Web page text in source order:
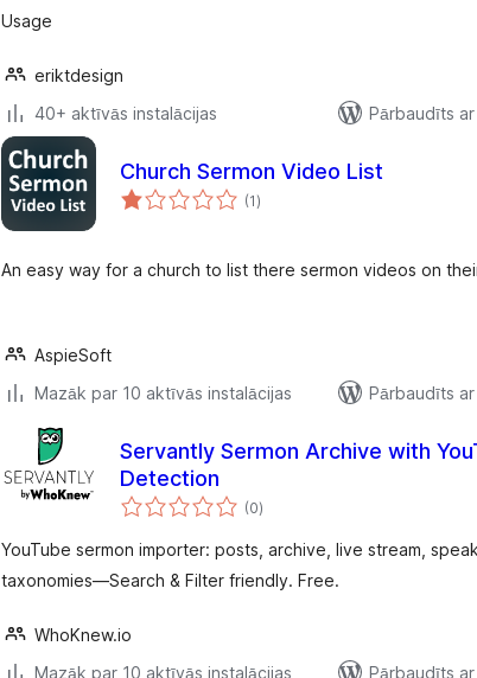
Usage
eriktdesign
40+ aktīvās instalācijas
Pārbaudīts ar
Church Sermon Video List
(1vērtējumu
kopsumma
)
An easy way for a church to list there sermon videos on
AspieSoft
Mazāk par 10 aktīvās instalācijas
Pārbaudīts ar
Servantly Sermon Archive with
Detection
(0vērtējumu
kopsumma
)
YouTube sermon importer: posts, archive, live stream,
taxonomies—Search & Filter friendly. Free.
WhoKnew.io
Mazāk par 10 aktīvās instalācijas
Pārbaudīts ar